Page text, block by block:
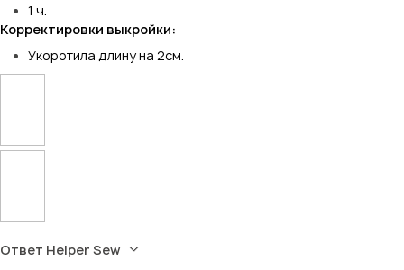
1 ч.
Корректировки выкройки:
Укоротила длину на 2см.
Ответ Helper Sew